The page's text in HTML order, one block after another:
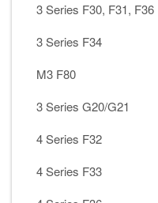
3 Series F30, F31, F36
3 Series F34
M3 F80
3 Series G20/G21
4 Series F32
4 Series F33